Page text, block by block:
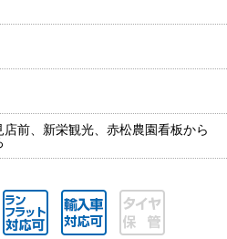
店前、新栄観光、赤松農園看板から